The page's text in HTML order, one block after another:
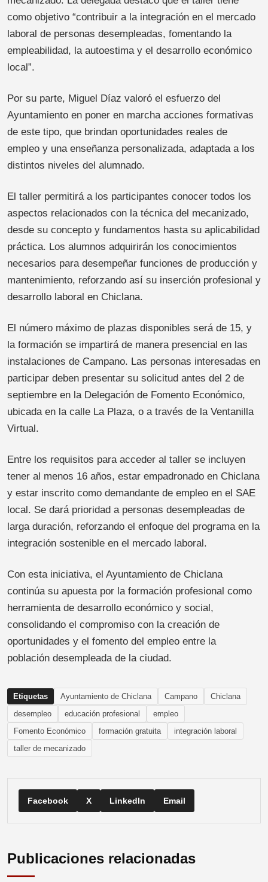
como objetivo “contribuir a la integración en el mercado
laboral de personas desempleadas, fomentando la
empleabilidad, la autoestima y el desarrollo económico
local”.
Por su parte, Miguel Díaz valoró el esfuerzo del
Ayuntamiento en poner en marcha acciones formativas
de este tipo, que brindan oportunidades reales de
empleo y una enseñanza personalizada, adaptada a los
distintos niveles del alumnado.
El taller permitirá a los participantes conocer todos los
aspectos relacionados con la técnica del mecanizado,
desde su concepto y fundamentos hasta su aplicabilidad
práctica. Los alumnos adquirirán los conocimientos
necesarios para desempeñar funciones de producción y
mantenimiento, reforzando así su inserción profesional y
desarrollo laboral en Chiclana.
El número máximo de plazas disponibles será de 15, y
la formación se impartirá de manera presencial en las
instalaciones de Campano. Las personas interesadas en
participar deben presentar su solicitud antes del 2 de
septiembre en la Delegación de Fomento Económico,
ubicada en la calle La Plaza, o a través de la Ventanilla
Virtual.
Entre los requisitos para acceder al taller se incluyen
tener al menos 16 años, estar empadronado en Chiclana
y estar inscrito como demandante de empleo en el SAE
local. Se dará prioridad a personas desempleadas de
larga duración, reforzando el enfoque del programa en la
integración sostenible en el mercado laboral.
Con esta iniciativa, el Ayuntamiento de Chiclana
continúa su apuesta por la formación profesional como
herramienta de desarrollo económico y social,
consolidando el compromiso con la creación de
oportunidades y el fomento del empleo entre la
población desempleada de la ciudad.
Etiquetas Ayuntamiento de Chiclana Campano
Chiclana
desempleo
educación profesional
empleo
Fomento Económico
formación gratuita
integración laboral
taller de mecanizado
Facebook X LinkedIn Email
Publicaciones relacionadas